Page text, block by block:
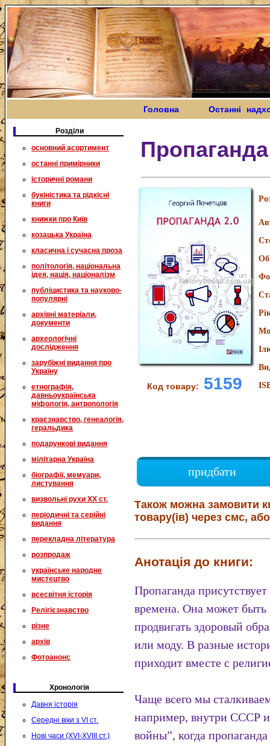
Головна Останні
Розділи
основний асортимент
останні примірники
історичні романи
букіністика та рідкісні
книги
книжки про Київ
козацька Україна
класична і сучасна проза
політологія, національна
ідея, нація, націоналізм
публіцистика та науково-
популярні
архівні матеріали,
документи
археологічні
дослідження
зарубіжні видання про
Україну
етнографія,
давньоукраїнська
міфологія, антропологія
краєзнавство, генеалогія,
геральдика
подарункові видання
мілітарна Україна
біографії, мемуари,
листування
визвольні рухи XX ст.
періодичні та серійні
видання
перекладна література
розпродаж
українське народне
мистецтво
всесвітня історія
Релігієзнавство
різне
архів
Фотоанонс
Хронологія
Давня історія
Середні віки з VI ст.
Нові часи (XVI-XVIII ст.)
Код товару: 5159
придбати
Також можна замовити
товару(ів) через смс,
Анотація до книги:
Пропаганда
времена. Она может
продвигать здоровый
или моду. В разные
приходит вместе с
Чаще всего мы
например, внутри СССР
войны”, когда